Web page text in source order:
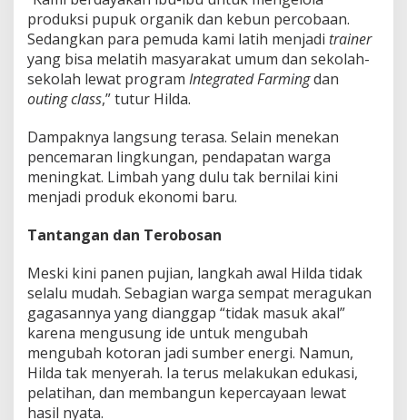
produksi pupuk organik dan kebun percobaan.
Sedangkan para pemuda kami latih menjadi trainer
yang bisa melatih masyarakat umum dan sekolah-
sekolah lewat program Integrated Farmingdan
outing class,” tutur Hilda.
Dampaknya langsung terasa. Selain menekan
pencemaran lingkungan, pendapatan warga
meningkat. Limbah yang dulu tak bernilai kini
menjadi produk ekonomi baru.
Tantangan dan Terobosan
Meski kini panen pujian, langkah awal Hilda tidak
selalu mudah. Sebagian warga sempat meragukan
gagasannya yang dianggap “tidak masuk akal”
karena mengusung ide untuk mengubah
mengubah kotoran jadi sumber energi. Namun,
Hilda tak menyerah. Ia terus melakukan edukasi,
pelatihan, dan membangun kepercayaan lewat
hasil nyata.